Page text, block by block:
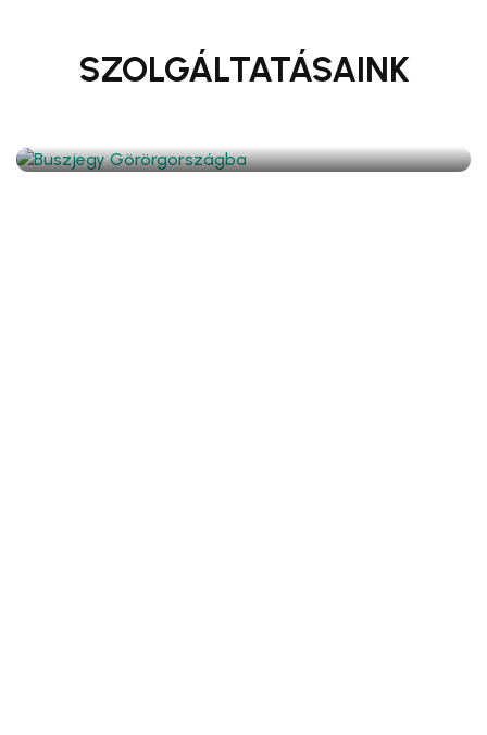
SZOLGÁLTATÁSAINK
Buszjegy